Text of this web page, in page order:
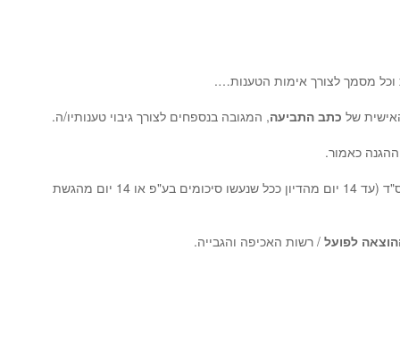
מסמך לצורך אימות הטענות….
כתב התביעה, המגובה בנספחים לצורך גיבוי טענותיו/ה.
יש לציין כי באותו המועד ובמרבית המקרים יורה ביהמ"ש לצדדים לסכם טענותיהם לצורך זירוז מתן פס"ד (עד 14 יום מהדיון ככל שנעשו סיכומים בע"פ או 14 יום מהגשת
לפועל / רשות האכיפה והגבייה.